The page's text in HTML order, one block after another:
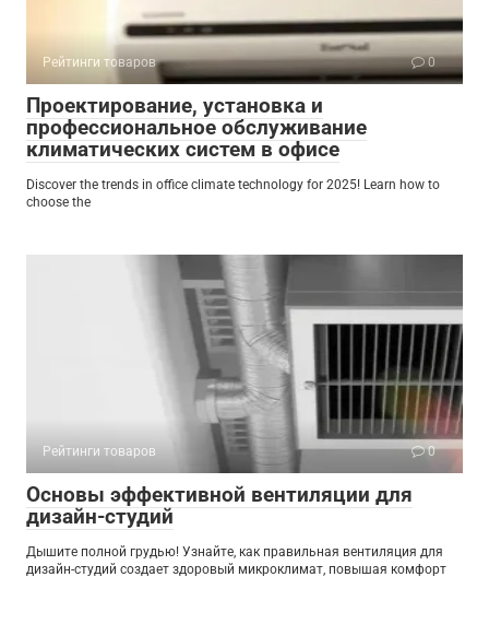
Рейтинги товаров 0
Проектирование, установка и
профессиональное обслуживание
климатических систем в офисе
Discover the trends in office climate technology for 2025! Learn how to
choose the
Рейтинги товаров 0
Основы эффективной вентиляции для
дизайн-студий
Дышите полной грудью! Узнайте, как правильная вентиляция для
дизайн-студий создает здоровый микроклимат, повышая комфорт